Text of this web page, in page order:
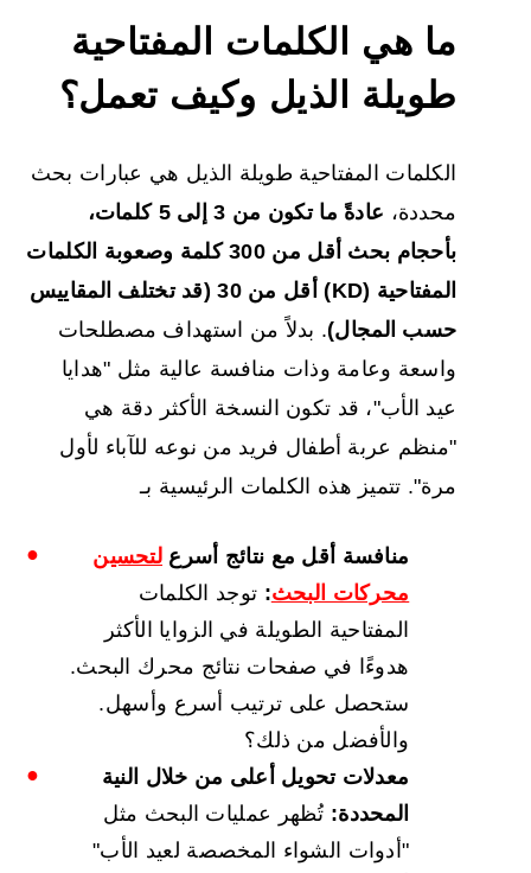
ما هي الكلمات المفتاحية
طويلة الذيل وكيف تعمل؟
الكلمات المفتاحية طويلة الذيل هي عبارات بحث
محددة،
عادةً ما تكون من 3 إلى 5 كلمات،
بأحجام بحث أقل من 300 كلمة وصعوبة الكلمات
المفتاحية (KD) أقل من 30 (قد تختلف المقاييس
حسب المجال). بدلاً من استهداف مصطلحات
واسعة وعامة وذات منافسة عالية مثل "هدايا
عيد الأب"، قد تكون النسخة الأكثر دقة هي
"منظم عربة أطفال فريد من نوعه للآباء لأول
مرة". تتميز هذه الكلمات الرئيسية بـ
منافسة أقل مع نتائج أسرع لتحسين
محركات البحث: توجد الكلمات
المفتاحية الطويلة في الزوايا الأكثر
هدوءًا في صفحات نتائج محرك البحث.
ستحصل على ترتيب أسرع وأسهل.
والأفضل من ذلك؟
معدلات تحويل أعلى من خلال النية
المحددة: تُظهر عمليات البحث مثل
"أدوات الشواء المخصصة لعيد الأب"